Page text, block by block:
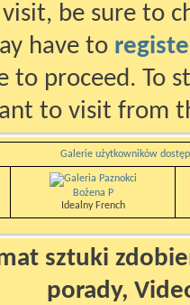
be sure to
have to
to proceed. To
to visit from
Galerie użytkowników
Bożena P
Idealny French
sztuki
porady,